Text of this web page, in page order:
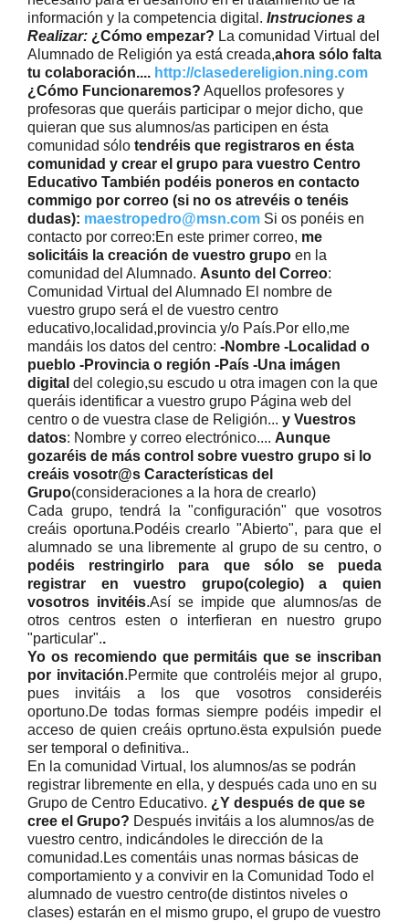
información y la competencia digital. Instruciones a
Realizar: ¿Cómo empezar? La comunidad Virtual del
Alumnado de Religión ya está creada,ahora sólo falta
tu colaboración.... http://clasedereligion.ning.com
¿Cómo Funcionaremos? Aquellos profesores y
profesoras que queráis participar o mejor dicho, que
quieran que sus alumnos/as participen en ésta
comunidad sólo tendréis que registraros en ésta
comunidad y crear el grupo para vuestro Centro
Educativo También podéis poneros en contacto
commigo por correo (si no os atrevéis o tenéis
dudas): maestropedro@msn.com Si os ponéis en
contacto por correo:En este primer correo, me
solicitáis la creación de vuestro grupo en la
comunidad del Alumnado. Asunto del Correo:
Comunidad Virtual del Alumnado El nombre de
vuestro grupo será el de vuestro centro
educativo,localidad,provincia y/o País.Por ello,me
mandáis los datos del centro: -Nombre -Localidad o
pueblo -Provincia o región -País -Una imágen
digital del colegio,su escudo u otra imagen con la que
queráis identificar a vuestro grupo Página web del
centro o de vuestra clase de Religión... y Vuestros
datos: Nombre y correo electrónico.... Aunque
gozaréis de más control sobre vuestro grupo si lo
creáis vosotr@s Características del
Grupo(consideraciones a la hora de crearlo)
Cada grupo, tendrá la "configuración" que vosotros
creáis oportuna.Podéis crearlo "Abierto", para que el
alumnado se una libremente al grupo de su centro, o
podéis restringirlo para que sólo se pueda
registrar en vuestro grupo(colegio) a quien
vosotros invitéis.Así se impide que alumnos/as de
otros centros esten o interfieran en nuestro grupo
"particular"..
Yo os recomiendo que permitáis que se inscriban
por invitación.Permite que controléis mejor al grupo,
pues invitáis a los que vosotros consideréis
oportuno.De todas formas siempre podéis impedir el
acceso de quien creáis oprtuno.ësta expulsión puede
ser temporal o definitiva..
En la comunidad Virtual, los alumnos/as se podrán
registrar libremente en ella, y después cada uno en su
Grupo de Centro Educativo. ¿Y después de que se
cree el Grupo? Después invitáis a los alumnos/as de
vuestro centro, indicándoles le dirección de la
comunidad.Les comentáis unas normas básicas de
comportamiento y a convivir en la Comunidad Todo el
alumnado de vuestro centro(de distintos niveles o
clases) estarán en el mismo grupo, el grupo de vuestro